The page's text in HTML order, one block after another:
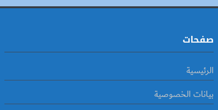
صفحات
الرئيسية
بيانات الخصوصية